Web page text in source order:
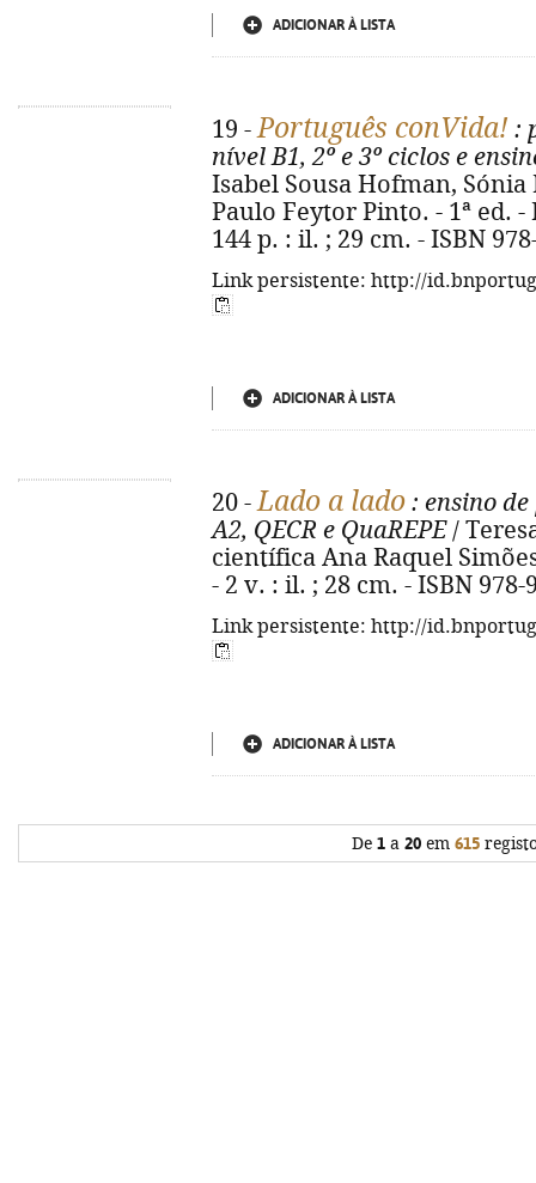
ADICIONAR À LISTA
19 -Português conVida! :
nível B1, 2º e 3º ciclos e
Isabel Sousa Hofman,
Paulo Feytor Pinto. - 1ª ed.
144 p. : il. ; 29 cm. - ISBN
Link persistente: http://
ADICIONAR À LISTA
20 -Lado a lado : ensino
A2, QECR e QuaREPE/
científica Ana Raquel
- 2 v. : il. ; 28 cm. - ISBN 978-
Link persistente: http://
ADICIONAR À LISTA
De 1 a 20 em 615